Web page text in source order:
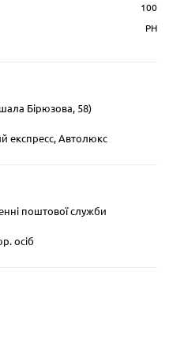
100
PH
Бірюзова, 58)
експресс, Автолюкс
поштової служби
осіб